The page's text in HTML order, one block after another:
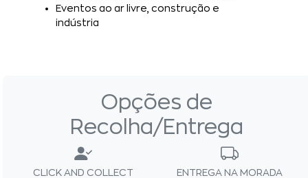
Eventos ao ar livre, construção e
indústria
Opções de
Recolha/Entrega
CLICK AND COLLECT
ENTREGA NA MORADA